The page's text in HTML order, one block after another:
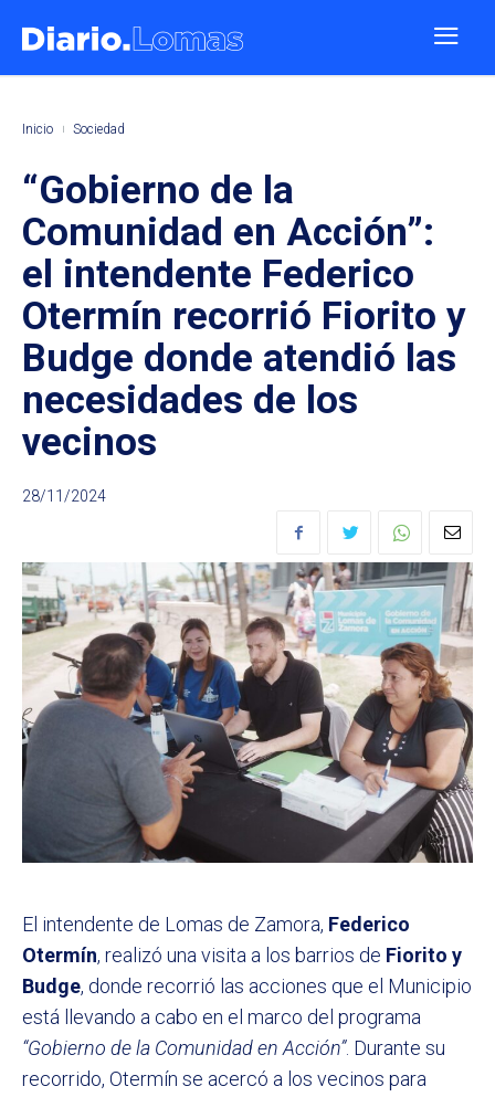
Inicio Sociedad
“Gobierno de la
Comunidad en Acción”:
el intendente Federico
Otermín recorrió Fiorito y
Budge donde atendió las
necesidades de los
vecinos
28/11/2024
El intendente de Lomas de Zamora, Federico
Otermín, realizó una visita a los barrios de Fiorito y
Budge, donde recorrió las acciones que el Municipio
está llevando a cabo en el marco del programa
“Gobierno de la Comunidad en Acción”. Durante su
recorrido, Otermín se acercó a los vecinos para